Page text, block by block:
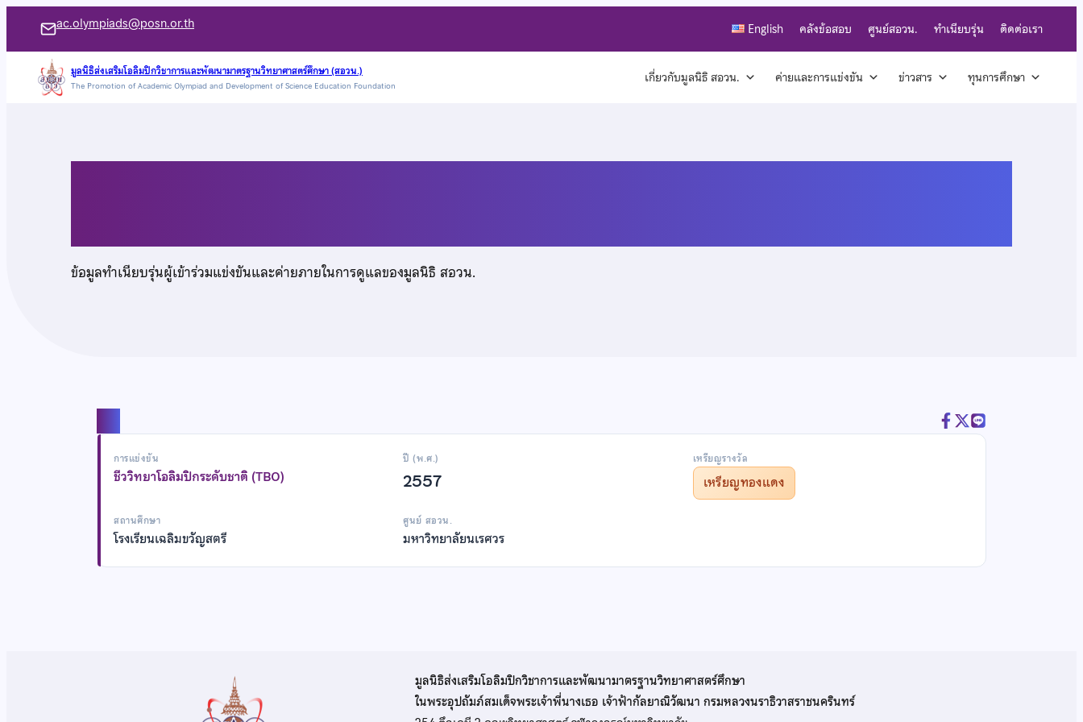
เนื้อหา
ac.olympiads@posn.or.th English คลังข้อสอบ ศูนย์สอวน. ทำเนียบรุ่น ติดต่อเรา
มูลนิธิส่งเสริมโอลิมปิกวิชาการและพัฒนามาตรฐานวิทยาศาสตร์ศึกษา (สอวน.)
The Promotion of Academic Olympiad and Development of Science Education Foundation เกี่ยวกับมูลนิธิ สอวน. ค่ายและการแข่งขัน ข่าวสาร ทุนการศึกษา
ข้อมูลทำเนียบรุ่นผู้เข้าร่วมแข่งขันและค่ายภายในการดูแลของมูลนิธิ สอวน.
การแข่งขัน
ชีววิทยาโอลิมปิกระดับชาติ (TBO)
ปี (พ.ศ.)
2557
เหรียญรางวัล
เหรียญทองแดง
สถานศึกษา
โรงเรียนเฉลิมขวัญสตรี
ศูนย์ สอวน.
มหาวิทยาลัยนเรศวร
มูลนิธิส่งเสริมโอลิมปิกวิชาการและพัฒนามาตรฐานวิทยาศาสตร์ศึกษา
ในพระอุปถัมภ์สมเด็จพระเจ้าพี่นางเธอ เจ้าฟ้ากัลยาณิวัฒนา กรมหลวงนราธิวาสราชนครินทร์